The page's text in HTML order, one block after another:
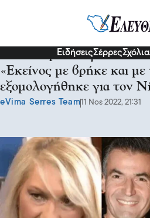
ΕιδήσειςΣέρρεςΣχόλια
Άννα Βερούλη για τον
«Εκείνος με βρήκε και
εξομολογήθηκε για τον
eVima Serres Team11 Νοε 2022, 21:31